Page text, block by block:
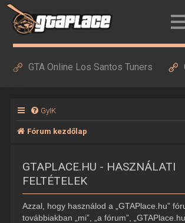
GTA Online Los Santos Tuners
GyIK
Fórum kezdőlap
GTAPLACE.HU - HASZNÁLATI
FELTÉTELEK
Azzal, hogy használod a „GTAPlace.hu”
továbbiakban „mi”, „a fórum”,